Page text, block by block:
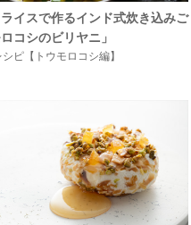
イスで作るインド式炊き込みご
コシのビリヤニ」
ピ【トウモロコシ編】